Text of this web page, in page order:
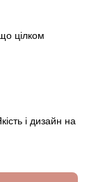
цілком
і дизайн на